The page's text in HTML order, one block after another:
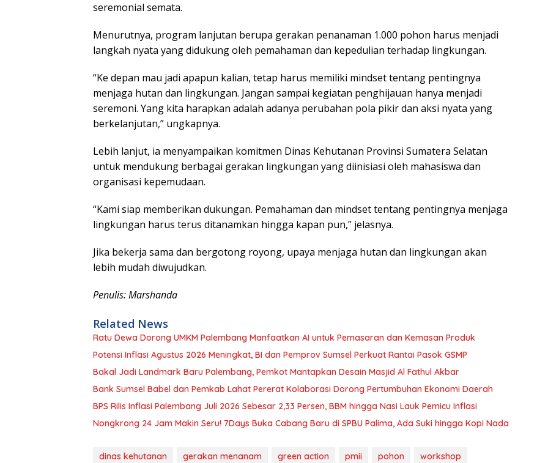
seremonial semata.
Menurutnya, program lanjutan berupa gerakan penanaman 1.000 pohon harus menjadi
langkah nyata yang didukung oleh pemahaman dan kepedulian terhadap lingkungan.
“Ke depan mau jadi apapun kalian, tetap harus memiliki mindset tentang pentingnya
menjaga hutan dan lingkungan. Jangan sampai kegiatan penghijauan hanya menjadi
seremoni. Yang kita harapkan adalah adanya perubahan pola pikir dan aksi nyata yang
berkelanjutan,” ungkapnya.
Lebih lanjut, ia menyampaikan komitmen Dinas Kehutanan Provinsi Sumatera Selatan
untuk mendukung berbagai gerakan lingkungan yang diinisiasi oleh mahasiswa dan
organisasi kepemudaan.
“Kami siap memberikan dukungan. Pemahaman dan mindset tentang pentingnya menjaga
lingkungan harus terus ditanamkan hingga kapan pun,” jelasnya.
Jika bekerja sama dan bergotong royong, upaya menjaga hutan dan lingkungan akan
lebih mudah diwujudkan.
Penulis: Marshanda
Related News
Ratu Dewa Dorong UMKM Palembang Manfaatkan AI untuk Pemasaran dan Kemasan Produk
Potensi Inflasi Agustus 2026 Meningkat, BI dan Pemprov Sumsel Perkuat Rantai Pasok GSMP
Bakal Jadi Landmark Baru Palembang, Pemkot Mantapkan Desain Masjid Al Fathul Akbar
Bank Sumsel Babel dan Pemkab Lahat Pererat Kolaborasi Dorong Pertumbuhan Ekonomi Daerah
BPS Rilis Inflasi Palembang Juli 2026 Sebesar 2,33 Persen, BBM hingga Nasi Lauk Pemicu Inflasi
Nongkrong 24 Jam Makin Seru! 7Days Buka Cabang Baru di SPBU Palima, Ada Suki hingga Kopi Nada
dinas kehutanan gerakan menanam green action pmii pohon workshop